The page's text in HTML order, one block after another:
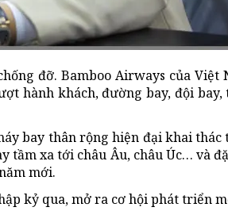
đỡ. Bamboo Airways của Việt
hành khách, đường bay, đội bay,
bay thân rộng hiện đại khai thác
tầm xa tới châu Âu, châu Úc… và
mới.
kỷ qua, mở ra cơ hội phát triển